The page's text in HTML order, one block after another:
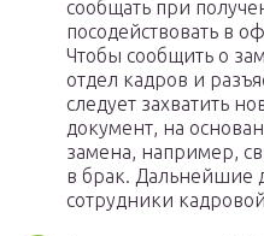
сообщать при
посодействовать в
Чтобы сообщить о
отдел кадров и
следует захватить
документ, на
замена, например,
в брак. Дальнейшие
сотрудники